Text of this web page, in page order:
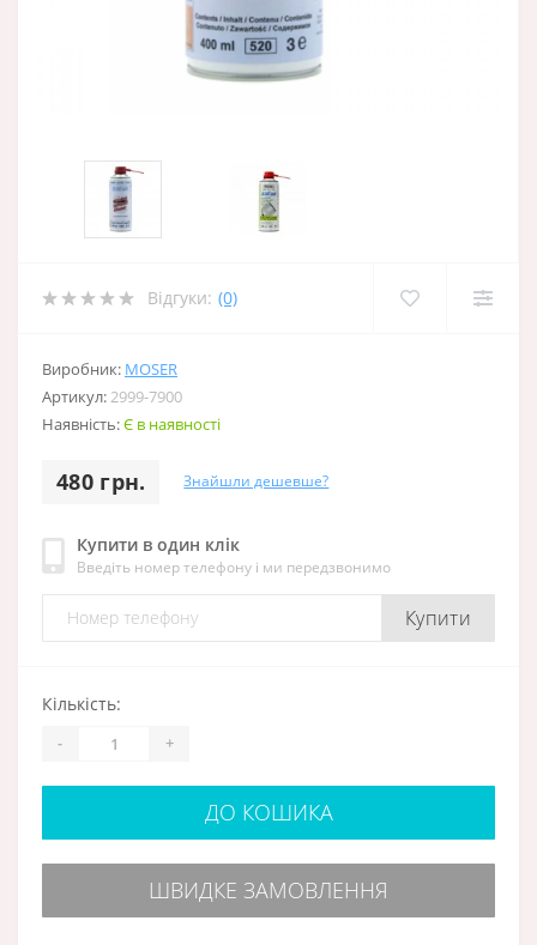
Відгуки: (0)
Виробник: MOSER
Артикул:2999-7900
Наявність:Є в наявності
480 грн. Знайшли дешевше?
Купити в один клік
Введіть номер телефону і ми передзвонимо
Купити
Кількість:
- +
ДО КОШИКА
ШВИДКЕ ЗАМОВЛЕННЯ